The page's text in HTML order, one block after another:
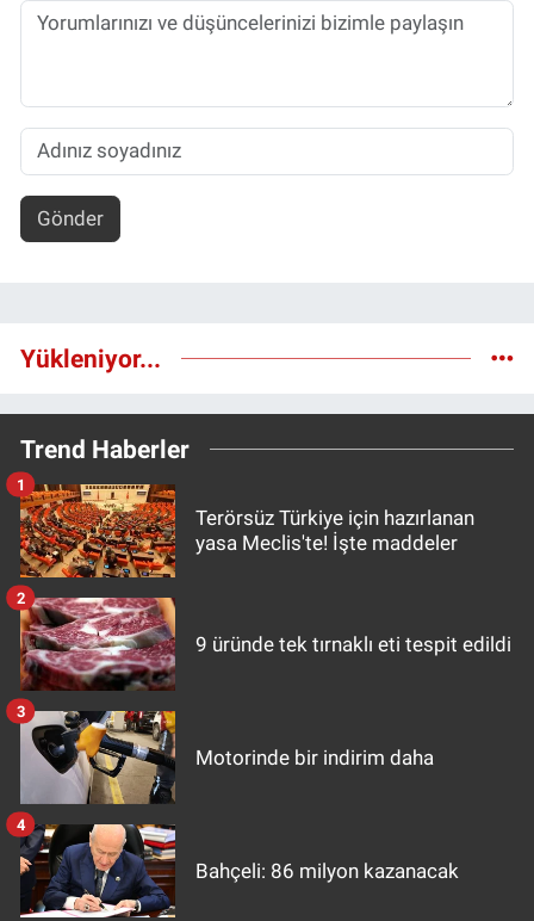
Gönder
Yükleniyor...
Trend Haberler
Terörsüz Türkiye için hazırlanan
yasa Meclis'te! İşte maddeler
1
9 üründe tek tırnaklı eti tespit edildi
2
Motorinde bir indirim daha
3
Bahçeli: 86 milyon kazanacak
4